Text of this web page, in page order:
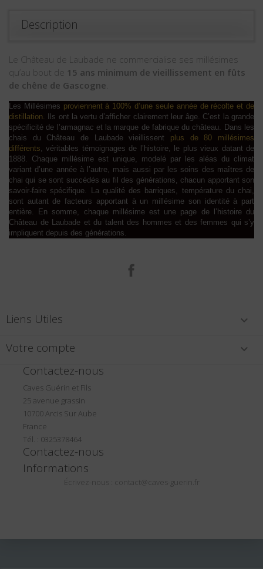
Description
Le Château de Laubade ne commercialise ses millésimes
qu’au bout de 15 ans minimum de vieillissement en fûts
de chêne de Gascogne
Les Millésimes proviennent à 100% d’une seule année de récolte et de
distillation. Ils ont la vertu d’afficher clairement leur âge. C’est la grande
spécificité de l’armagnac et la marque de fabrique du château. Dans les
chais du Château de Laubade vieillissent plus de 80 millésimes
différents, véritables témoignages de l’histoire, le plus vieux datant de
1888. Chaque millésime est unique, modelé par les aléas du climat
variant d’une année à l’autre, mais aussi par les soins des maîtres de
chai qui se sont succédés au fil des générations, chacun apportant son
savoir-faire spécifique. La qualité des barriques, température du chai,
sont autant de facteurs apportant à un millésime son identité à part
entière. En somme, chaque millésime est une page de l’histoire du
Château de Laubade et du talent des hommes et des femmes qui s’y
impliquent depuis des générations.
Liens Utiles 
Votre compte 
Contactez-nous
Caves Guérin et Fils
25 avenue grassin
10700 Arcis Sur Aube
France
Tél. : 0325378464
Contactez-nous
Informations
Écrivez-nous : contact@caves-guerin.fr